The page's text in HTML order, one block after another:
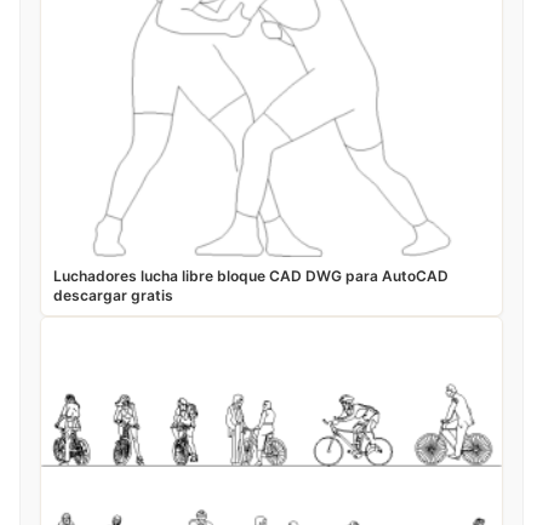
Luchadores lucha libre bloque CAD DWG para AutoCAD
descargar gratis